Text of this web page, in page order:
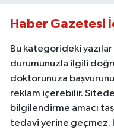
Haber Gazetesi
Bu kategorideki
durumunuzla ilgili
doktorunuza
reklam içerebilir.
bilgilendirme amacı
tedavi yerine geçmez.